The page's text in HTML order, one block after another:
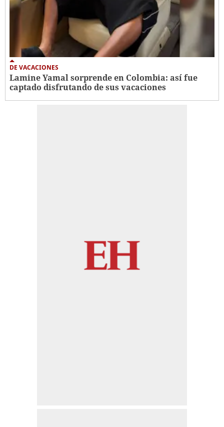
DE VACACIONES
Lamine Yamal sorprende en Colombia: así fue
captado disfrutando de sus vacaciones